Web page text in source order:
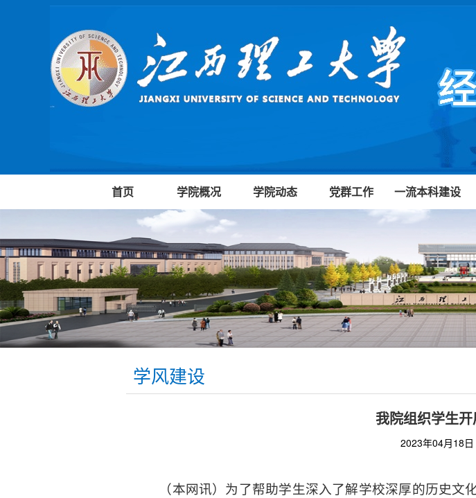
首页 学院概况 学院动态 党群工作 一流本科建设
学风建设
我院组织学生
2023年04月18
（本网讯）为了帮助学生深入了解学校深厚的历史